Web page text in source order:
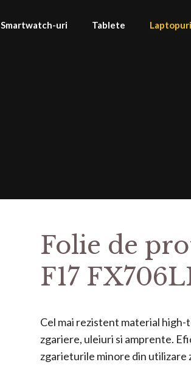
Smartwatch-uri Tablete Laptopuri
Folie de
F17 FX706LI
Cel mai rezistent material
zgariere, uleiuri si amprente.
zgarieturile minore din utilizare